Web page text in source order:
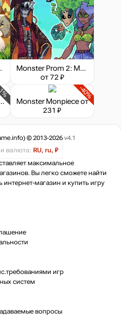
RPG
Monster Prom 2: Monster Camp
от 72 ₽
- Master Edition
-40%
Monster Monpieceот
231 ₽
© 2013-2026 v4.1
валюта: RU, ru, ₽
максимальное
Вы легко сможете найти
интернет-магазин и купить игру
игр
систем
вопросы